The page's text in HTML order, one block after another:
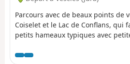
Parcours avec de beaux points de
Coiselet et le Lac de Conflans, qui
petits hameaux typiques avec